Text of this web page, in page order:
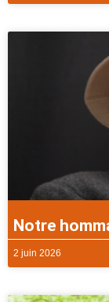
Notre
2 juin 2026